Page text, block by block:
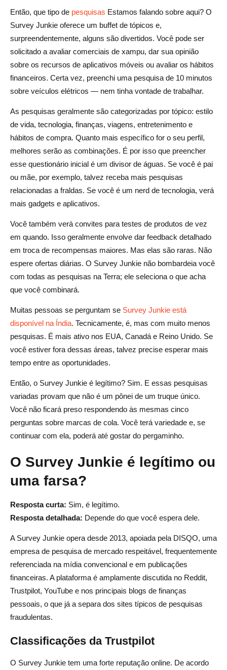
Então, que tipo de pesquisas Estamos falando sobre aqui? O
Survey Junkie oferece um buffet de tópicos e,
surpreendentemente, alguns são divertidos. Você pode ser
solicitado a avaliar comerciais de xampu, dar sua opinião
sobre os recursos de aplicativos móveis ou avaliar os hábitos
financeiros. Certa vez, preenchi uma pesquisa de 10 minutos
sobre veículos elétricos — nem tinha vontade de trabalhar.
As pesquisas geralmente são categorizadas por tópico: estilo
de vida, tecnologia, finanças, viagens, entretenimento e
hábitos de compra. Quanto mais específico for o seu perfil,
melhores serão as combinações. É por isso que preencher
esse questionário inicial é um divisor de águas. Se você é pai
ou mãe, por exemplo, talvez receba mais pesquisas
relacionadas a fraldas. Se você é um nerd de tecnologia, verá
mais gadgets e aplicativos.
Você também verá convites para testes de produtos de vez
em quando. Isso geralmente envolve dar feedback detalhado
em troca de recompensas maiores. Mas elas são raras. Não
espere ofertas diárias. O Survey Junkie não bombardeia você
com todas as pesquisas na Terra; ele seleciona o que acha
que você combinará.
Muitas pessoas se perguntam se Survey Junkie está
disponível na Índia. Tecnicamente, é, mas com muito menos
pesquisas. É mais ativo nos EUA, Canadá e Reino Unido. Se
você estiver fora dessas áreas, talvez precise esperar mais
tempo entre as oportunidades.
Então, o Survey Junkie é legítimo? Sim. E essas pesquisas
variadas provam que não é um pônei de um truque único.
Você não ficará preso respondendo às mesmas cinco
perguntas sobre marcas de cola. Você terá variedade e, se
continuar com ela, poderá até gostar do pergaminho.
O Survey Junkie é legítimo ou
uma farsa?
Resposta curta: Sim, é legítimo.
Resposta detalhada: Depende do que você espera dele.
A Survey Junkie opera desde 2013, apoiada pela DISQO, uma
empresa de pesquisa de mercado respeitável, frequentemente
referenciada na mídia convencional e em publicações
financeiras. A plataforma é amplamente discutida no Reddit,
Trustpilot, YouTube e nos principais blogs de finanças
pessoais, o que já a separa dos sites típicos de pesquisas
fraudulentas.
Classificações da Trustpilot
O Survey Junkie tem uma forte reputação online. De acordo